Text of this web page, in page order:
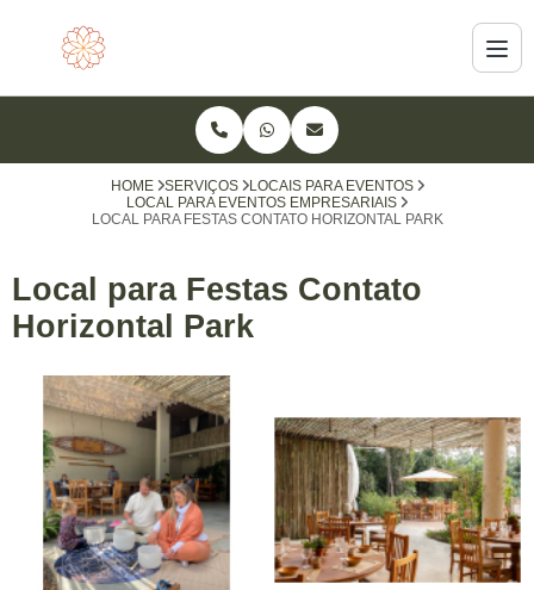
HOME SERVIÇOS
LOCAIS PARA EVENTOS
LOCAL PARA EVENTOS EMPRESARIAIS
LOCAL PARA FESTAS CONTATO HORIZONTAL PARK
Local para Festas Contato
Horizontal Park